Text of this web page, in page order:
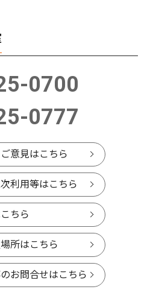
0700
0777
意見はこちら
利用等はこちら
ちら
所はこちら
お問合せはこちら